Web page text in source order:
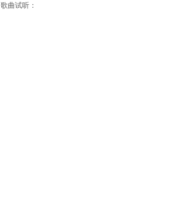
歌曲试听：